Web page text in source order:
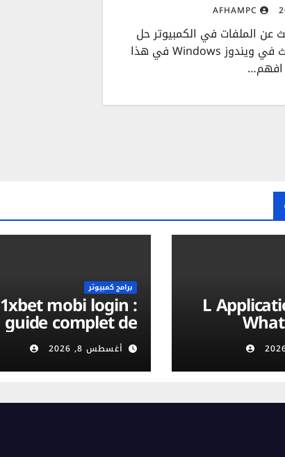
AFHAMPC
عن الملفات في الكمبيوتر حل
مشكلة بطء البحث في ويندوز Windows في هذا
افهم…
L
برامج كمبيوتر
1xbet mobi login :
guide complet de
vérification du
compte et sécurité
mobile
أغسطس 8, 2026